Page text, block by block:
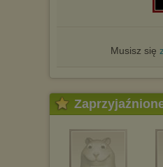
Musisz się